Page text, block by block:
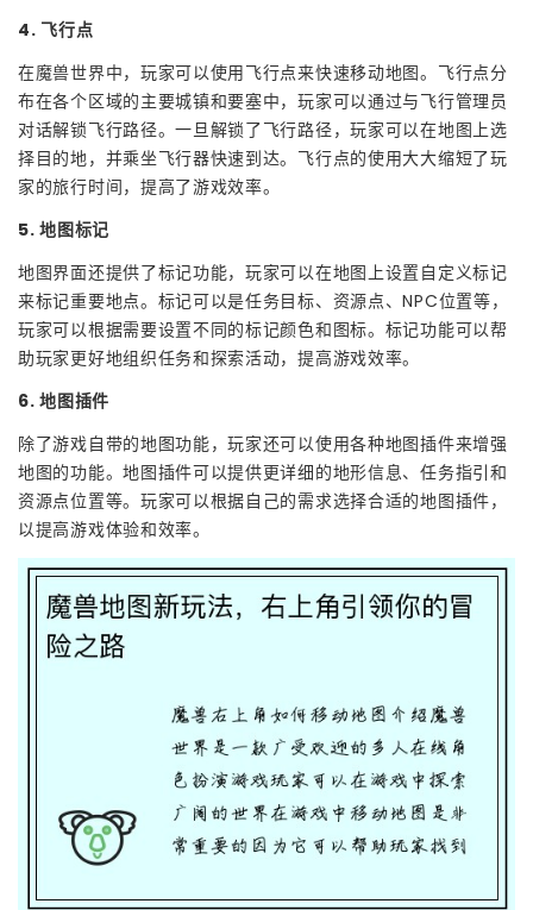
4. 飞行点
在魔兽世界中，玩家可以使用飞行点来快速移动地图。飞行点分
布在各个区域的主要城镇和要塞中，玩家可以通过与飞行管理员
对话解锁飞行路径。一旦解锁了飞行路径，玩家可以在地图上选
择目的地，并乘坐飞行器快速到达。飞行点的使用大大缩短了玩
家的旅行时间，提高了游戏效率。
5. 地图标记
地图界面还提供了标记功能，玩家可以在地图上设置自定义标记
来标记重要地点。标记可以是任务目标、资源点、NPC位置等，
玩家可以根据需要设置不同的标记颜色和图标。标记功能可以帮
助玩家更好地组织任务和探索活动，提高游戏效率。
6. 地图插件
除了游戏自带的地图功能，玩家还可以使用各种地图插件来增强
地图的功能。地图插件可以提供更详细的地形信息、任务指引和
资源点位置等。玩家可以根据自己的需求选择合适的地图插件，
以提高游戏体验和效率。